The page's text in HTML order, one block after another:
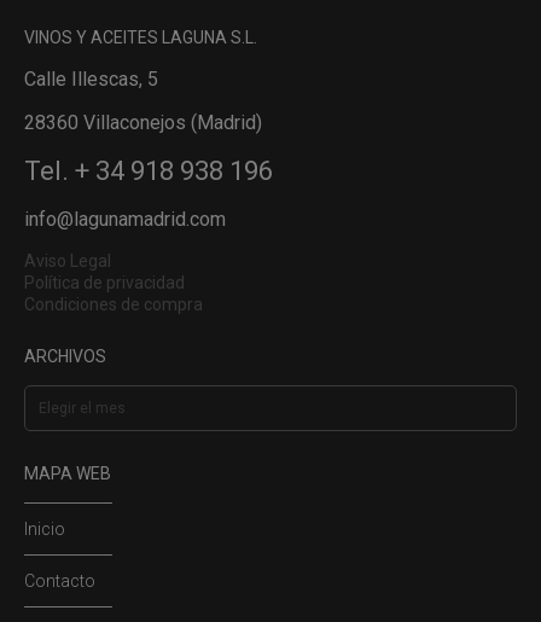
VINOS Y ACEITES LAGUNA S.L.
Calle Illescas, 5
28360 Villaconejos (Madrid)
Tel. + 34 918 938 196
info@lagunamadrid.com
Aviso Legal
Política de privacidad
Condiciones de compra
ARCHIVOS
Archivos
MAPA WEB
Inicio
Contacto